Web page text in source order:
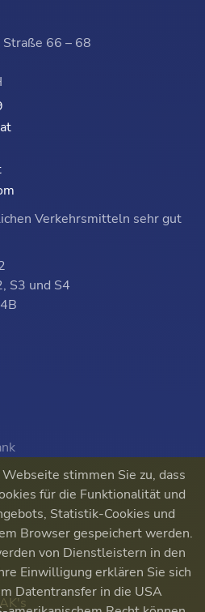
66 – 68
Verkehrsmitteln sehr gut
S3 und S4
stimmen Sie zu, dass
für die Funktionalität und
Statistik-Cookies und
Browser gespeichert werden.
von Dienstleistern in den
Einwilligung erklären Sie sich
Datentransfer in die USA